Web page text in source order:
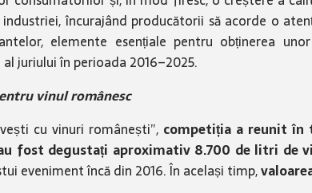
încurajând producătorii să acorde o
elemente esențiale pentru obținerea
juriului în perioada 2016–2025.
vinul românesc
cu vinuri românești”, competiția a reunit în
fost degustați aproximativ 8.700 de litri de
eveniment încă din 2016. În același timp,